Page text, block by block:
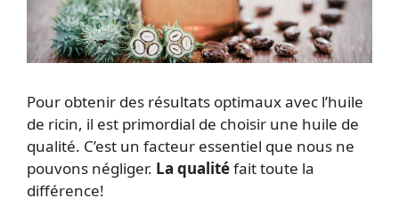
Pour obtenir des résultats optimaux avec l’huile
de ricin, il est primordial de choisir une huile de
qualité. C’est un facteur essentiel que nous ne
pouvons négliger. La qualitéfait toute la
différence!